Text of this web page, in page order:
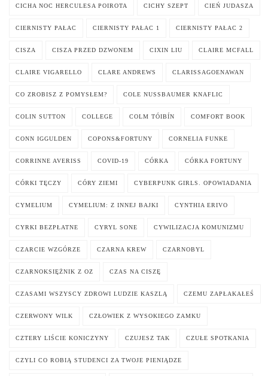
CICHA NOC HERCULESA POIROTA CICHY SZEPT CIEŃ JUDASZA
CIERNISTY PAŁAC CIERNISTY PAŁAC 1 CIERNISTY PAŁAC 2
CISZA CISZA PRZED DZWONEM CIXIN LIU CLAIRE MCFALL
CLAIRE VIGARELLO CLARE ANDREWS CLARISSAGOENAWAN
CO ZROBISZ Z POMYSŁEM? COLE NUSSBAUMER KNAFLIC
COLIN SUTTON COLLEGE COLM TÓIBÍN COMFORT BOOK
CONN IGGULDEN COPONS&FORTUNY CORNELIA FUNKE
CORRINNE AVERISS COVID-19 CÓRKA CÓRKA FORTUNY
CÓRKI TĘCZY CÓRY ZIEMI CYBERPUNK GIRLS. OPOWIADANIA
CYMELIUM CYMELIUM: Z INNEJ BAJKI CYNTHIA ERIVO
CYRKI BEZPŁATNE CYRYL SONE CYWILIZACJA KOMUNIZMU
CZARCIE WZGÓRZE CZARNA KREW CZARNOBYL
CZARNOKSIĘŻNIK Z OZ CZAS NA CISZĘ
CZASAMI WSZYSCY ZDROWI LUDZIE KASZLĄ CZEMU ZAPŁAKAŁEŚ
CZERWONY WILK CZŁOWIEK Z WYSOKIEGO ZAMKU
CZTERY LIŚCIE KONICZYNY CZUJESZ TAK CZUŁE SPOTKANIA
CZYLI CO ROBIĄ STUDENCI ZA TWOJE PIENIĄDZE